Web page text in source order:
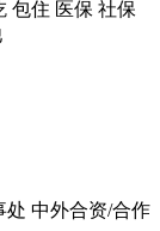
包住 医保 社保
处 中外合资/合作